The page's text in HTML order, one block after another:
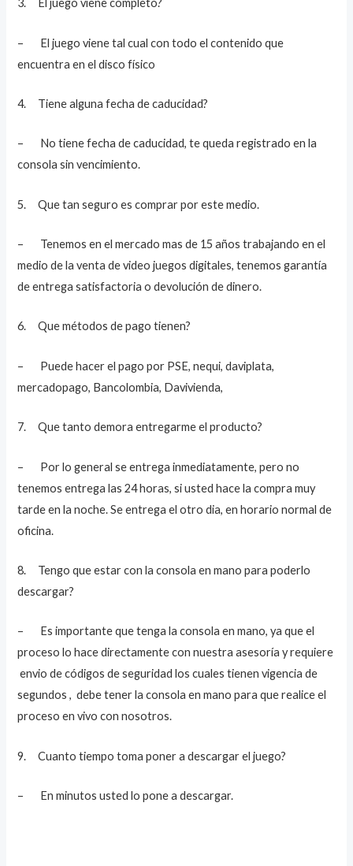
3. El juego viene completo?
– El juego viene tal cual con todo el contenido que
encuentra en el disco físico
4. Tiene alguna fecha de caducidad?
– No tiene fecha de caducidad, te queda registrado en la
consola sin vencimiento.
5. Que tan seguro es comprar por este medio.
– Tenemos en el mercado mas de 15 años trabajando en el
medio de la venta de video juegos digitales, tenemos garantía
de entrega satisfactoria o devolución de dinero.
6. Que métodos de pago tienen?
– Puede hacer el pago por PSE, nequi, daviplata,
mercadopago, Bancolombia, Davivienda,
7. Que tanto demora entregarme el producto?
– Por lo general se entrega inmediatamente, pero no
tenemos entrega las 24 horas, si usted hace la compra muy
tarde en la noche. Se entrega el otro dia, en horario normal de
oficina.
8. Tengo que estar con la consola en mano para poderlo
descargar?
– Es importante que tenga la consola en mano, ya que el
proceso lo hace directamente con nuestra asesoría y requiere
envio de códigos de seguridad los cuales tienen vigencia de
segundos , debe tener la consola en mano para que realice el
proceso en vivo con nosotros.
9. Cuanto tiempo toma poner a descargar el juego?
– En minutos usted lo pone a descargar.